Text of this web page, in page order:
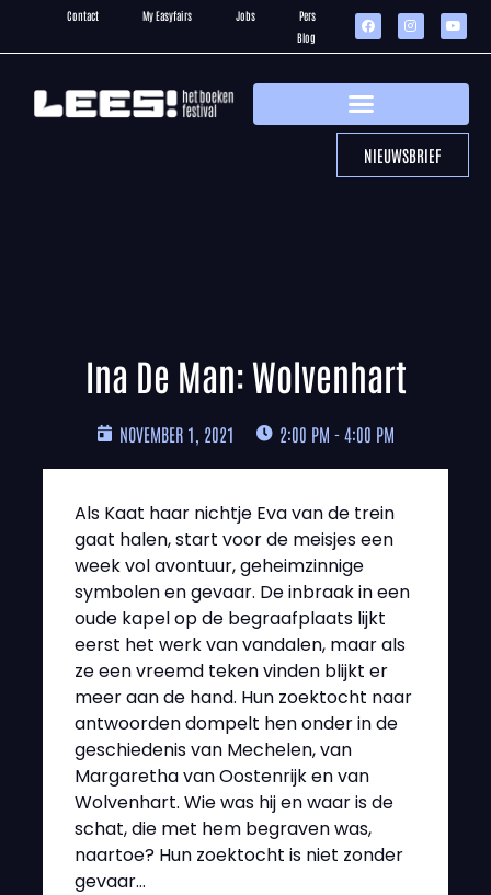
Contact My Easyfairs Jobs
Pers
Blog
NIEUWSBRIEF
Ina De Man: Wolvenhart
NOVEMBER 1, 2021 2:00 PM - 4:00 PM
Als Kaat haar nichtje Eva van de trein
gaat halen, start voor de meisjes een
week vol avontuur, geheimzinnige
symbolen en gevaar. De inbraak in een
oude kapel op de begraafplaats lijkt
eerst het werk van vandalen, maar als
ze een vreemd teken vinden blijkt er
meer aan de hand. Hun zoektocht naar
antwoorden dompelt hen onder in de
geschiedenis van Mechelen, van
Margaretha van Oostenrijk en van
Wolvenhart. Wie was hij en waar is de
schat, die met hem begraven was,
naartoe? Hun zoektocht is niet zonder
gevaar…